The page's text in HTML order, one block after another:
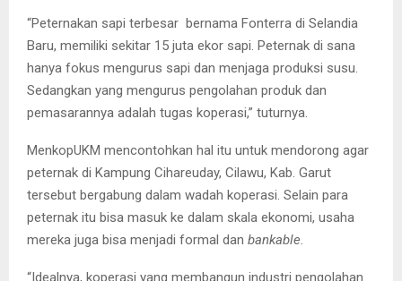
“Peternakan sapi terbesar bernama Fonterra di Selandia
Baru, memiliki sekitar 15 juta ekor sapi. Peternak di sana
hanya fokus mengurus sapi dan menjaga produksi susu.
Sedangkan yang mengurus pengolahan produk dan
pemasarannya adalah tugas koperasi,” tuturnya.
MenkopUKM mencontohkan hal itu untuk mendorong agar
peternak di Kampung Cihareuday, Cilawu, Kab. Garut
tersebut bergabung dalam wadah koperasi. Selain para
peternak itu bisa masuk ke dalam skala ekonomi, usaha
mereka juga bisa menjadi formal dan bankable.
“Idealnya, koperasi yang membangun industri pengolahan